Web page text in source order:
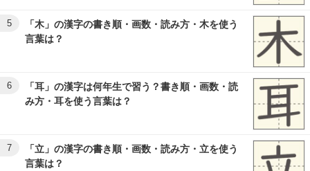
5
「木」の漢字の書き順・画数・読み方・木を使う
言葉は？
6
「耳」の漢字は何年生で習う？書き順・画数・読
み方・耳を使う言葉は？
7
「立」の漢字の書き順・画数・読み方・立を使う
言葉は？